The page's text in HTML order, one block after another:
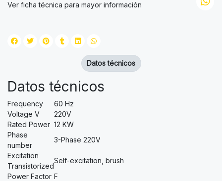
Ver ficha técnica para mayor información
Datos técnicos
Frequency
60 Hz
Voltage V
220V
Rated Power 12 KW
Phase
number
3-Phase 220V
Excitation
Transistorized
Self-excitation, brush
Power Factor F
Datos técnicos